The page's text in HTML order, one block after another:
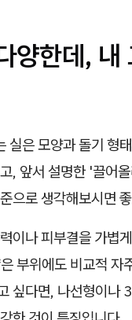
양한데,
실은 모양과 돌기 형
, 앞서 설명한 '끌어
으로 생각해보시면
이나 피부결을 가볍
부위에도 비교적
싶다면, 나선형이나